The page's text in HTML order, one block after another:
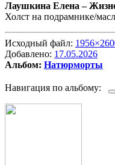
Лаушкина Елена –
Холст на подрамнике/
Исходный файл:
Добавлено: 17.05.2026
Альбом: Натюрморты
Навигация по альбому: